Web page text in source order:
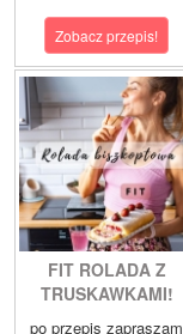
Zobacz przepis!
FIT ROLADA Z
TRUSKAWKAMI!
po przepis zapraszam